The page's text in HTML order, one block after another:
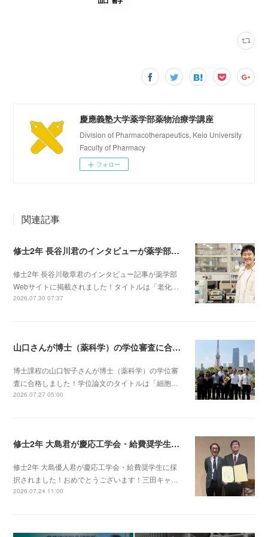
慶應義塾大学薬学部薬物治療学講座
Division of Pharmacotherapeutics, Keio University
Faculty of Pharmacy
フォロー
関連記事
修士2年 長谷川君のインタビューが薬学部Webサイトに掲載されました！
修士2年 長谷川敬章君のインタビュー記事が薬学部
Webサイトに掲載されました！タイトルは「老化…
2026.07.30 07:37
山口さんが博士（薬科学）の学位審査に合格しました！
博士課程の山口智子さんが博士（薬科学）の学位審
査に合格しました！学位論文のタイトルは「細胞…
2026.07.27 05:00
修士2年 大島君が慶応工学会・給費奨学生に採択されました！
修士2年 大島優人君が慶応工学会・給費奨学生に採
択されました！おめでとうございます！三田キャ…
2026.07.24 11:00